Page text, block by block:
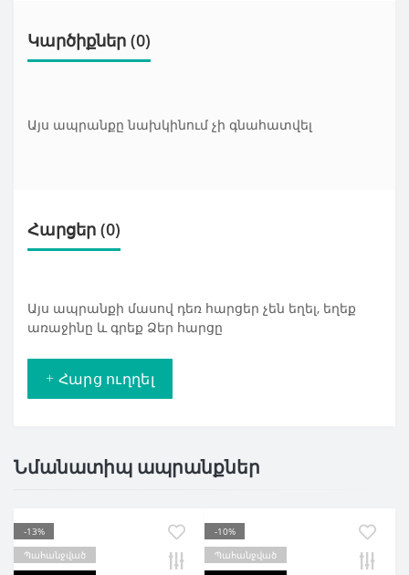
Կարծիքներ (0)
Այս ապրանքը նախկինում չի գնահատվել
Հարցեր (0)
Այս ապրանքի մասով դեռ հարցեր չեն եղել, եղեք
առաջինը և գրեք Ձեր հարցը
+ Հարց ուղղել
Նմանատիպ ապրանքներ
-13%
Պահանջված
-10%
Պահանջված